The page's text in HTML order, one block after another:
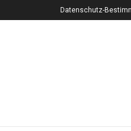
Datenschutz-